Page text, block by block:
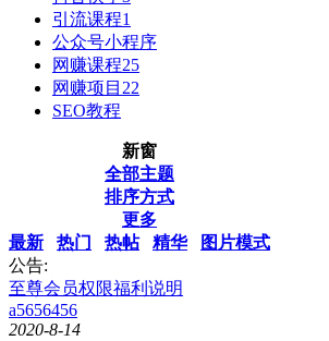
引流课程1
公众号小程序
网赚课程25
网赚项目 22
SEO教程
新窗
全部主题
排序方式
更多
最新
热门 热帖 精华
图片模式
公告:
至尊会员权限福利说明
a5656456
2020-8-14